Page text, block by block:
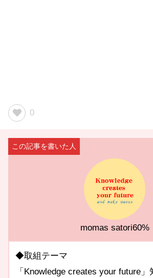
0
momas satori60%
◆取組テーマ
「Knowledge creates your future